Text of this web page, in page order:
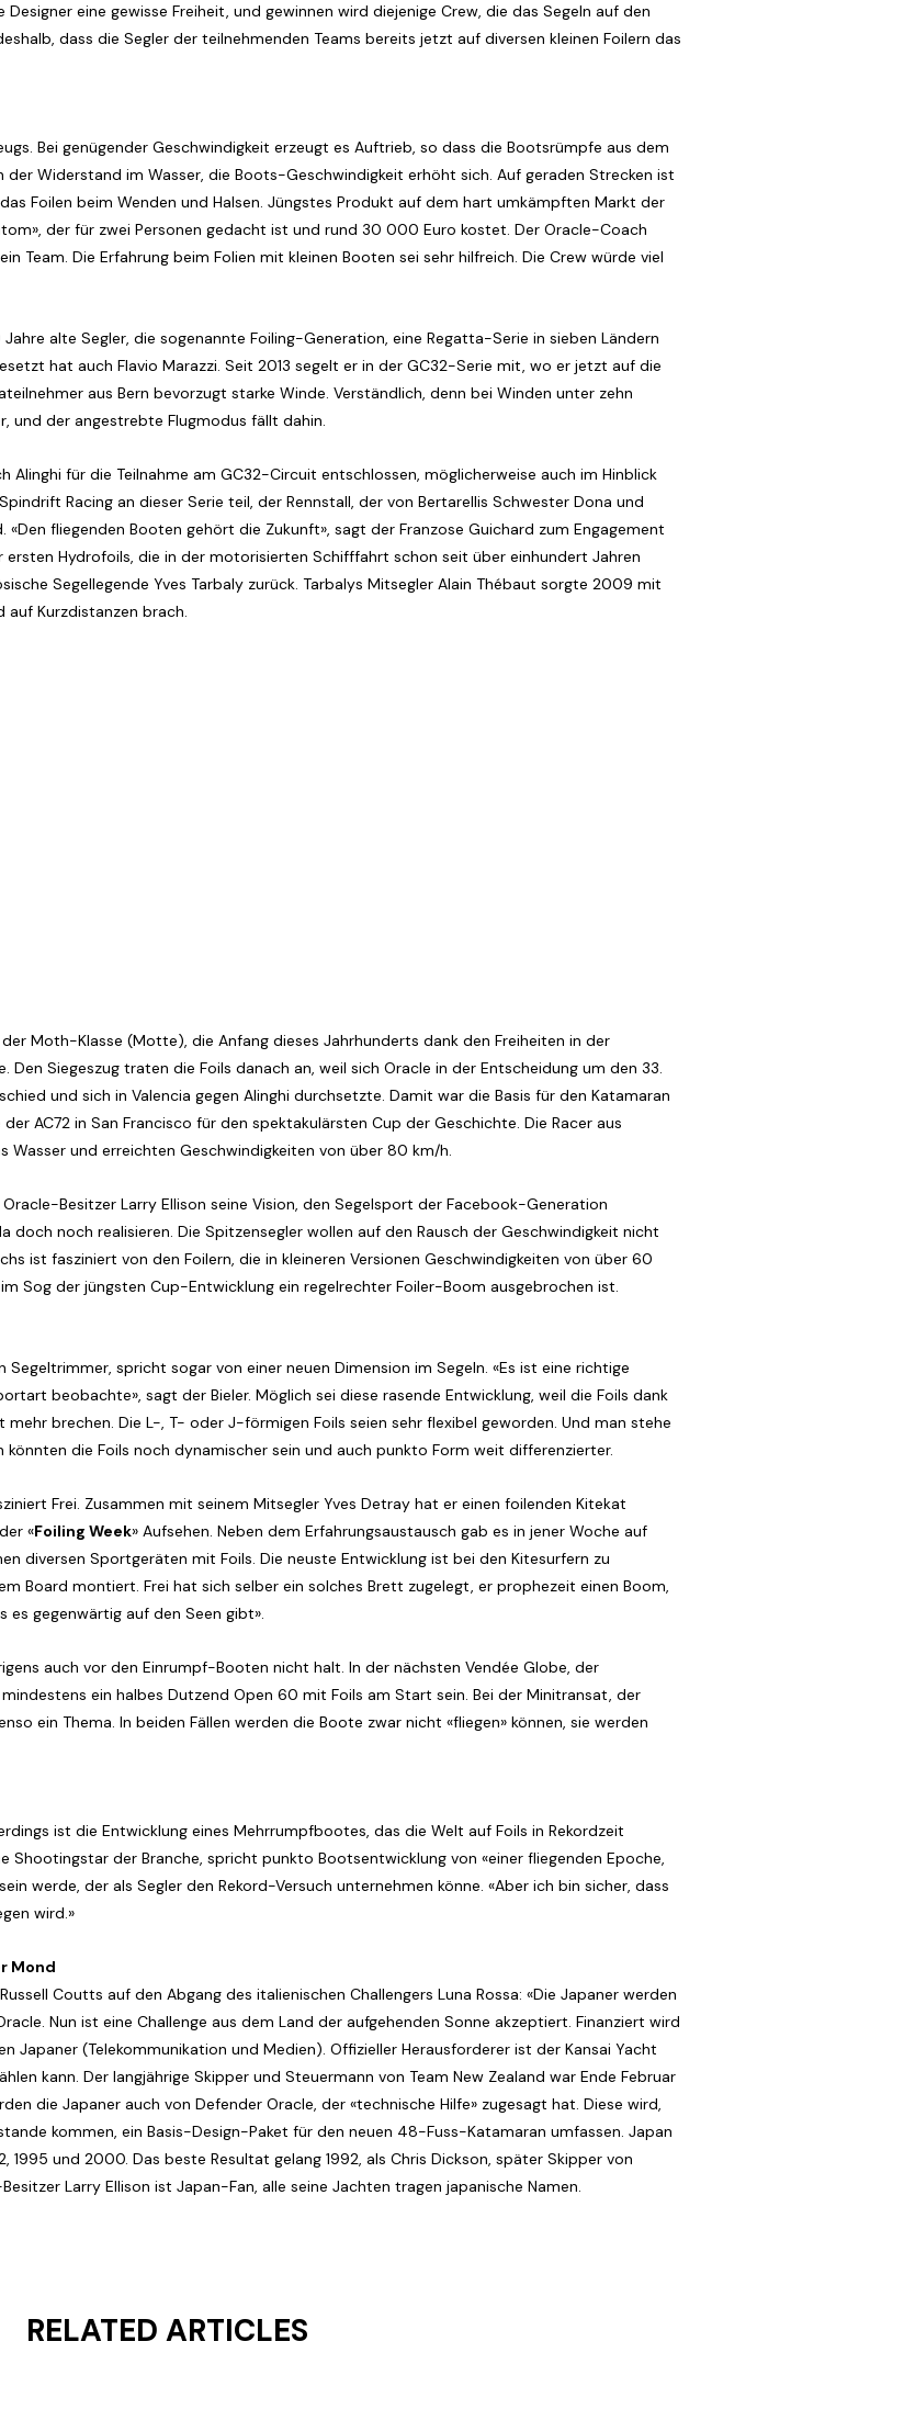
eine gewisse Freiheit, und gewinnen wird diejenige Crew, die das Segeln auf den
dass die Segler der teilnehmenden Teams bereits jetzt auf diversen kleinen Foilern das
Bei genügender Geschwindigkeit erzeugt es Auftrieb, so dass die Bootsrümpfe aus dem
Widerstand im Wasser, die Boots-Geschwindigkeit erhöht sich. Auf geraden Strecken ist
Foilen beim Wenden und Halsen. Jüngstes Produkt auf dem hart umkämpften Markt der
der für zwei Personen gedacht ist und rund 30 000 Euro kostet. Der Oracle-Coach
Team. Die Erfahrung beim Folien mit kleinen Booten sei sehr hilfreich. Die Crew würde viel
alte Segler, die sogenannte Foiling-Generation, eine Regatta-Serie in sieben Ländern
hat auch Flavio Marazzi. Seit 2013 segelt er in der GC32-Serie mit, wo er jetzt auf die
aus Bern bevorzugt starke Winde. Verständlich, denn bei Winden unter zehn
und der angestrebte Flugmodus fällt dahin.
Alinghi für die Teilnahme am GC32-Circuit entschlossen, möglicherweise auch im Hinblick
Racing an dieser Serie teil, der Rennstall, der von Bertarellis Schwester Dona und
fliegenden Booten gehört die Zukunft», sagt der Franzose Guichard zum Engagement
Hydrofoils, die in der motorisierten Schifffahrt schon seit über einhundert Jahren
Segellegende Yves Tarbaly zurück. Tarbalys Mitsegler Alain Thébaut sorgte 2009 mit
auf Kurzdistanzen brach.
Moth-Klasse (Motte), die Anfang dieses Jahrhunderts dank den Freiheiten in der
Siegeszug traten die Foils danach an, weil sich Oracle in der Entscheidung um den 33.
und sich in Valencia gegen Alinghi durchsetzte. Damit war die Basis für den Katamaran
AC72 in San Francisco für den spektakulärsten Cup der Geschichte. Die Racer aus
Wasser und erreichten Geschwindigkeiten von über 80 km/h.
Besitzer Larry Ellison seine Vision, den Segelsport der Facebook-Generation
doch noch realisieren. Die Spitzensegler wollen auf den Rausch der Geschwindigkeit nicht
ist fasziniert von den Foilern, die in kleineren Versionen Geschwindigkeiten von über 60
Sog der jüngsten Cup-Entwicklung ein regelrechter Foiler-Boom ausgebrochen ist.
Segeltrimmer, spricht sogar von einer neuen Dimension im Segeln. «Es ist eine richtige
beobachte», sagt der Bieler. Möglich sei diese rasende Entwicklung, weil die Foils dank
brechen. Die L-, T- oder J-förmigen Foils seien sehr flexibel geworden. Und man stehe
die Foils noch dynamischer sein und auch punkto Form weit differenzierter.
Frei. Zusammen mit seinem Mitsegler Yves Detray hat er einen foilenden Kitekat
«Foiling Week» Aufsehen. Neben dem Erfahrungsaustausch gab es in jener Woche auf
diversen Sportgeräten mit Foils. Die neuste Entwicklung ist bei den Kitesurfern zu
Board montiert. Frei hat sich selber ein solches Brett zugelegt, er prophezeit einen Boom,
es gegenwärtig auf den Seen gibt».
auch vor den Einrumpf-Booten nicht halt. In der nächsten Vendée Globe, der
ein halbes Dutzend Open 60 mit Foils am Start sein. Bei der Minitransat, der
ein Thema. In beiden Fällen werden die Boote zwar nicht «fliegen» können, sie werden
ist die Entwicklung eines Mehrrumpfbootes, das die Welt auf Foils in Rekordzeit
Shootingstar der Branche, spricht punkto Bootsentwicklung von «einer fliegenden Epoche,
werde, der als Segler den Rekord-Versuch unternehmen könne. «Aber ich bin sicher, dass
wird.»
Mond
Coutts auf den Abgang des italienischen Challengers Luna Rossa: «Die Japaner werden
Nun ist eine Challenge aus dem Land der aufgehenden Sonne akzeptiert. Finanziert wird
Japaner (Telekommunikation und Medien). Offizieller Herausforderer ist der Kansai Yacht
kann. Der langjährige Skipper und Steuermann von Team New Zealand war Ende Februar
die Japaner auch von Defender Oracle, der «technische Hilfe» zugesagt hat. Diese wird,
kommen, ein Basis-Design-Paket für den neuen 48-Fuss-Katamaran umfassen. Japan
1995 und 2000. Das beste Resultat gelang 1992, als Chris Dickson, später Skipper von
Larry Ellison ist Japan-Fan, alle seine Jachten tragen japanische Namen.
RELATED ARTICLES